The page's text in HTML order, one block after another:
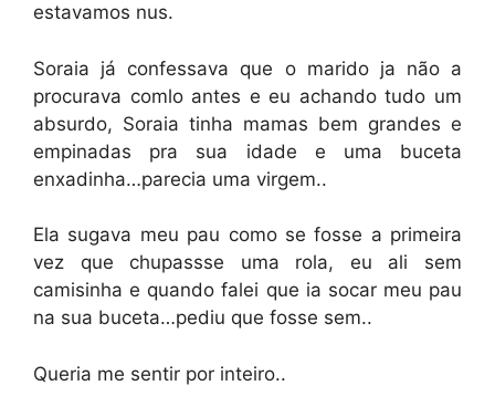
estavamos nus.
Soraia já confessava que o marido ja não a
procurava comlo antes e eu achando tudo um
absurdo, Soraia tinha mamas bem grandes e
empinadas pra sua idade e uma buceta
enxadinha…parecia uma virgem..
Ela sugava meu pau como se fosse a primeira
vez que chupassse uma rola, eu ali sem
camisinha e quando falei que ia socar meu pau
na sua buceta…pediu que fosse sem..
Queria me sentir por inteiro..